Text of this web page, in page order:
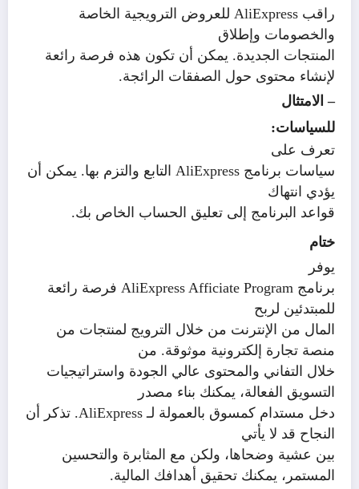
راقب AliExpress للعروض الترويجية الخاصة
والخصومات وإطلاق
المنتجات الجديدة. يمكن أن تكون هذه فرصة رائعة
لإنشاء محتوى حول الصفقات الرائجة.
– الامتثال
للسياسات:
تعرف على
سياسات برنامج AliExpress التابع والتزم بها. يمكن أن
يؤدي انتهاك
قواعد البرنامج إلى تعليق الحساب الخاص بك.
ختام
يوفر
برنامج AliExpress Afficiate Program فرصة رائعة
للمبتدئين لربح
المال من الإنترنت من خلال الترويج لمنتجات من
منصة تجارة إلكترونية موثوقة. من
خلال التفاني والمحتوى عالي الجودة واستراتيجيات
التسويق الفعالة، يمكنك بناء مصدر
دخل مستدام كمسوق بالعمولة لـ AliExpress. تذكر أن
النجاح قد لا يأتي
بين عشية وضحاها، ولكن مع المثابرة والتحسين
المستمر، يمكنك تحقيق أهدافك المالية.